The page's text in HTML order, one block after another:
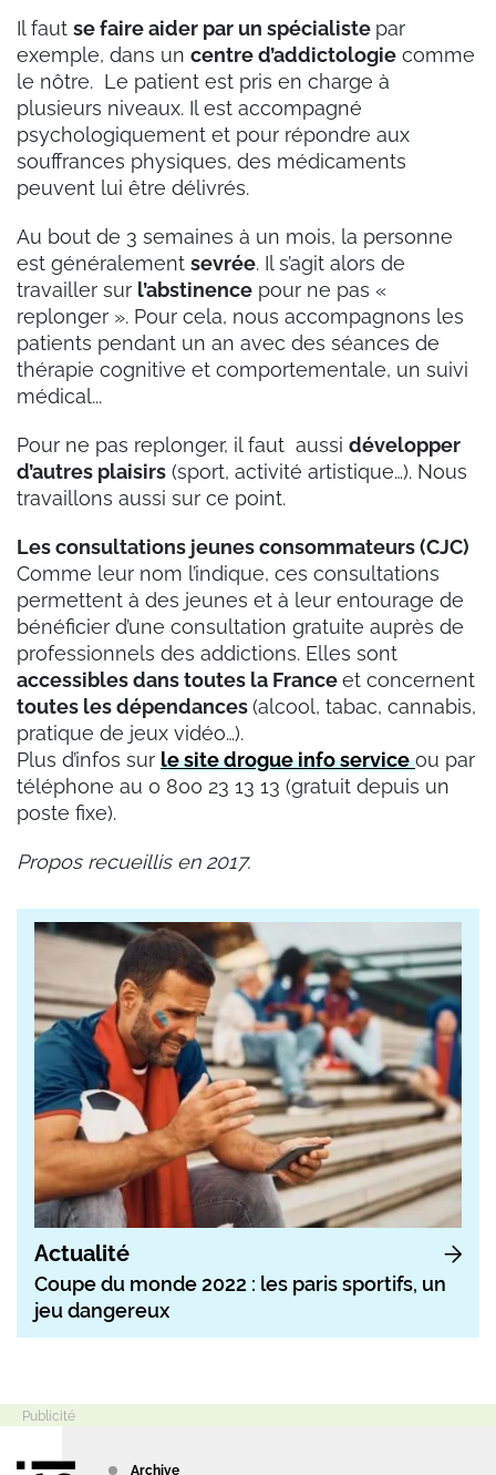
Il faut se faire aider par un spécialiste par
exemple, dans un centre d’addictologie comme
le nôtre. Le patient est pris en charge à
plusieurs niveaux. Il est accompagné
psychologiquement et pour répondre aux
souffrances physiques, des médicaments
peuvent lui être délivrés.
Au bout de 3 semaines à un mois, la personne
est généralement sevrée. Il s’agit alors de
travailler sur l’abstinence pour ne pas «
replonger ». Pour cela, nous accompagnons les
patients pendant un an avec des séances de
thérapie cognitive et comportementale, un suivi
médical...
Pour ne pas replonger, il faut aussi développer
d’autres plaisirs (sport, activité artistique…). Nous
travaillons aussi sur ce point.
Les consultations jeunes consommateurs (CJC)
Comme leur nom l’indique, ces consultations
permettent à des jeunes et à leur entourage de
bénéficier d’une consultation gratuite auprès de
professionnels des addictions. Elles sont
accessibles dans toutes la Franceet concernent
toutes les dépendances(alcool, tabac, cannabis,
pratique de jeux vidéo…).
Plus d’infos sur le site drogue info service ou par
téléphone au 0 800 23 13 13 (gratuit depuis un
poste fixe).
Propos recueillis en 2017.
Actualité
Coupe du monde 2022 : les paris sportifs, un
jeu dangereux
Archive